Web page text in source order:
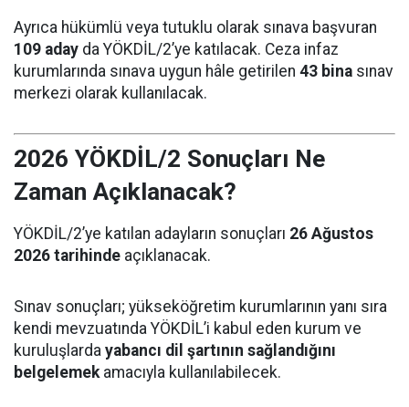
Ayrıca hükümlü veya tutuklu olarak sınava başvuran
109 aday da YÖKDİL/2’ye katılacak. Ceza infaz
kurumlarında sınava uygun hâle getirilen 43 bina sınav
merkezi olarak kullanılacak.
2026 YÖKDİL/2 Sonuçları Ne
Zaman Açıklanacak?
YÖKDİL/2’ye katılan adayların sonuçları 26 Ağustos
2026 tarihinde açıklanacak.
Sınav sonuçları; yükseköğretim kurumlarının yanı sıra
kendi mevzuatında YÖKDİL’i kabul eden kurum ve
kuruluşlarda yabancı dil şartının sağlandığını
belgelemekamacıyla kullanılabilecek.